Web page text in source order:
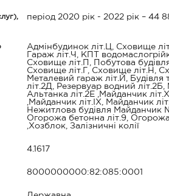
період 2020 рік - 2022 рік – 44
Адмінбудинок літ.Ц, Сховище
Гараж літ.Ч, КПТ
Сховище літ.П, Побутова
Сховище літ.Г, Сховище літ.Н,
Металевий гараж літ.Й, Будівля
літ.2Д, Резервуар водний
Альтанка літ.2Е ,Майданчик
,Майданчик літ.IX, Майданчик
Нежитлова будівля Майданчик
Огорожа бетонна літ.9,
,Хозблок, Залізничні колії
4.1617
8000000000:82:085:0001